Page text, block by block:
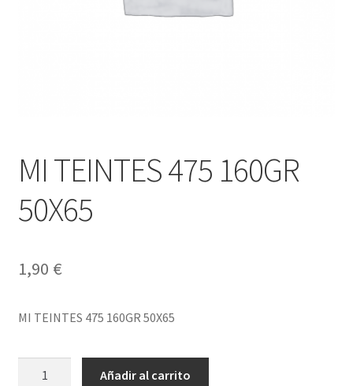
MI TEINTES 475 160GR
50X65
1,90 €
MI TEINTES 475 160GR 50X65
Añadir al carrito